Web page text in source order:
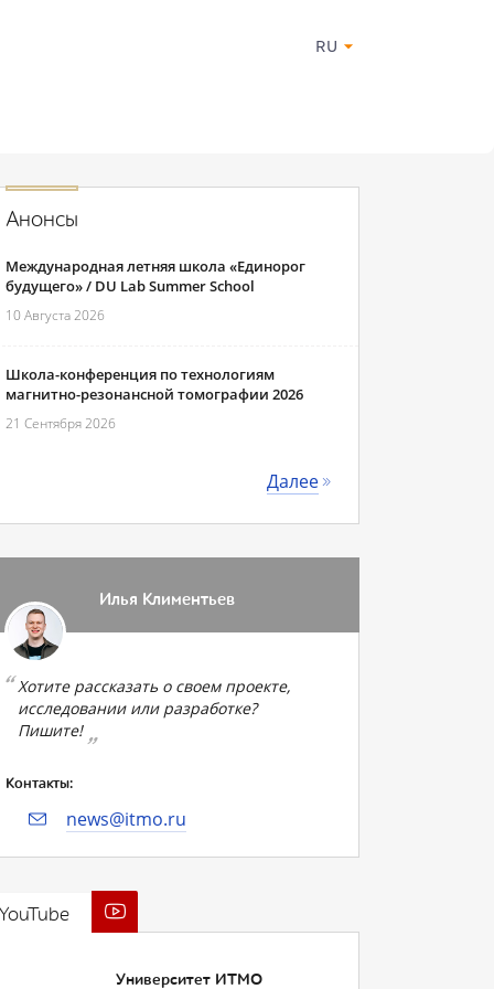
RU
Анонсы
Международная летняя школа «Единорог
будущего» / DU Lab Summer School
10 Августа 2026
Школа-конференция по технологиям
магнитно-резонансной томографии 2026
21 Сентября 2026
Далее
Илья Климентьев
Хотите рассказать о своем проекте,
исследовании или разработке?
Пишите!
Контакты:
news@itmo.ru
Университет ИТМО